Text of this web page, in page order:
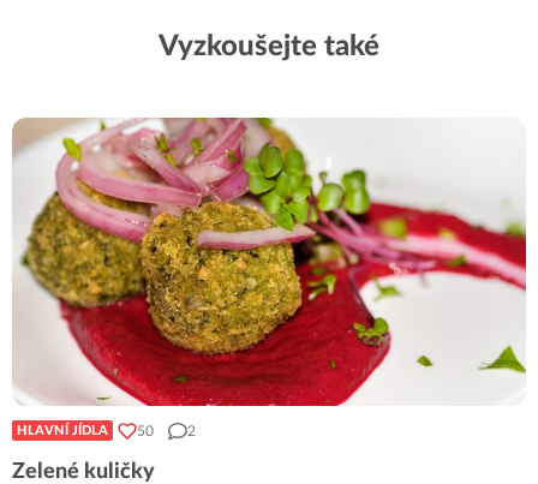
Vyzkoušejte také
HLAVNÍ JÍDLA 50 2
Zelené kuličky